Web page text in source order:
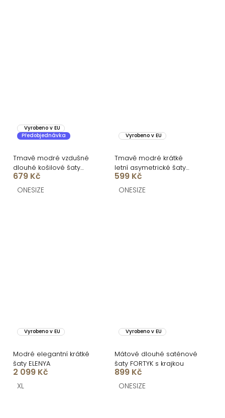
Vyrobeno v EU
Předobjednávka
Tmavě modré vzdušné
dlouhé košilové šaty
GALORIA s páskem
679 Kč
ONESIZE
Vyrobeno v EU
Tmavě modré krátké
letní asymetrické šaty
DELVINA
599 Kč
ONESIZE
Vyrobeno v EU
Modré elegantní krátké
šaty ELENYA
2 099 Kč
XL
Vyrobeno v EU
Mátové dlouhé saténové
šaty FORTYK s krajkou
899 Kč
ONESIZE